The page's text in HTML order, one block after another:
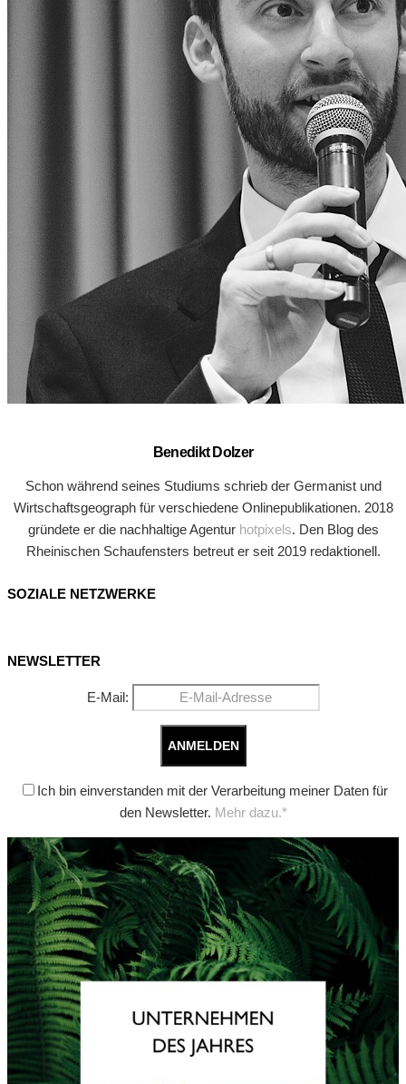
Benedikt Dolzer
Schon während seines Studiums schrieb der Germanist und
Wirtschaftsgeograph für verschiedene Onlinepublikationen. 2018
gründete er die nachhaltige Agentur hotpixels. Den Blog des
Rheinischen Schaufensters betreut er seit 2019 redaktionell.
SOZIALE NETZWERKE
NEWSLETTER
E-Mail:
Ich bin einverstanden mit der Verarbeitung meiner Daten für
den Newsletter. Mehr dazu.*